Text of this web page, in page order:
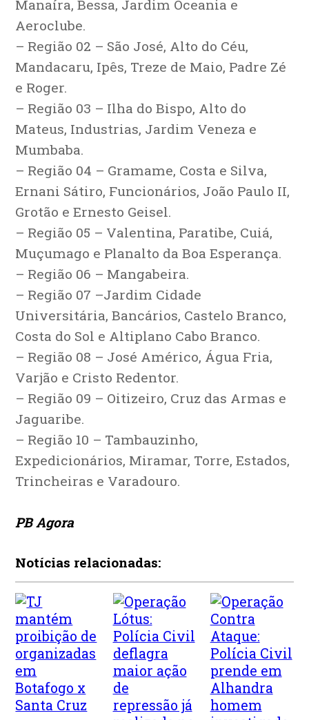
Manaíra, Bessa, Jardim Oceania e
Aeroclube.
– Região 02 – São José, Alto do Céu,
Mandacaru, Ipês, Treze de Maio, Padre Zé
e Roger.
– Região 03 – Ilha do Bispo, Alto do
Mateus, Industrias, Jardim Veneza e
Mumbaba.
– Região 04 – Gramame, Costa e Silva,
Ernani Sátiro, Funcionários, João Paulo II,
Grotão e Ernesto Geisel.
– Região 05 – Valentina, Paratibe, Cuiá,
Muçumago e Planalto da Boa Esperança.
– Região 06 – Mangabeira.
– Região 07 –Jardim Cidade
Universitária, Bancários, Castelo Branco,
Costa do Sol e Altiplano Cabo Branco.
– Região 08 – José Américo, Água Fria,
Varjão e Cristo Redentor.
– Região 09 – Oitizeiro, Cruz das Armas e
Jaguaribe.
– Região 10 – Tambauzinho,
Expedicionários, Miramar, Torre, Estados,
Trincheiras e Varadouro.
PB Agora
Notícias relacionadas: